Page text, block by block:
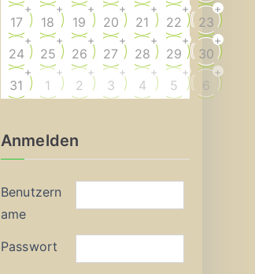
17
+
18
+
19
+
20
+
21
+
22
+
23
+
24
+
25
+
26
+
27
+
28
+
29
+
30
+
31
+
1
+
2
+
3
+
4
+
5
+
6
+
Anmelden
Benutzern
ame
Passwort